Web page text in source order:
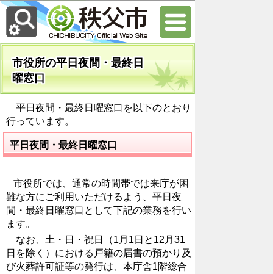
市役所の平日夜間・最終日
曜窓口
平日夜間・最終日曜窓口を以下のとおり
行っています。
平日夜間・最終日曜窓口
市役所では、通常の時間帯では来庁が困
難な方にご利用いただけるよう、平日夜
間・最終日曜窓口として下記の業務を行い
ます。
なお、土・日・祝日（1月1日と12月31
日を除く）における戸籍の届書の預かり及
び火葬許可証等の発行は、本庁舎1階総合